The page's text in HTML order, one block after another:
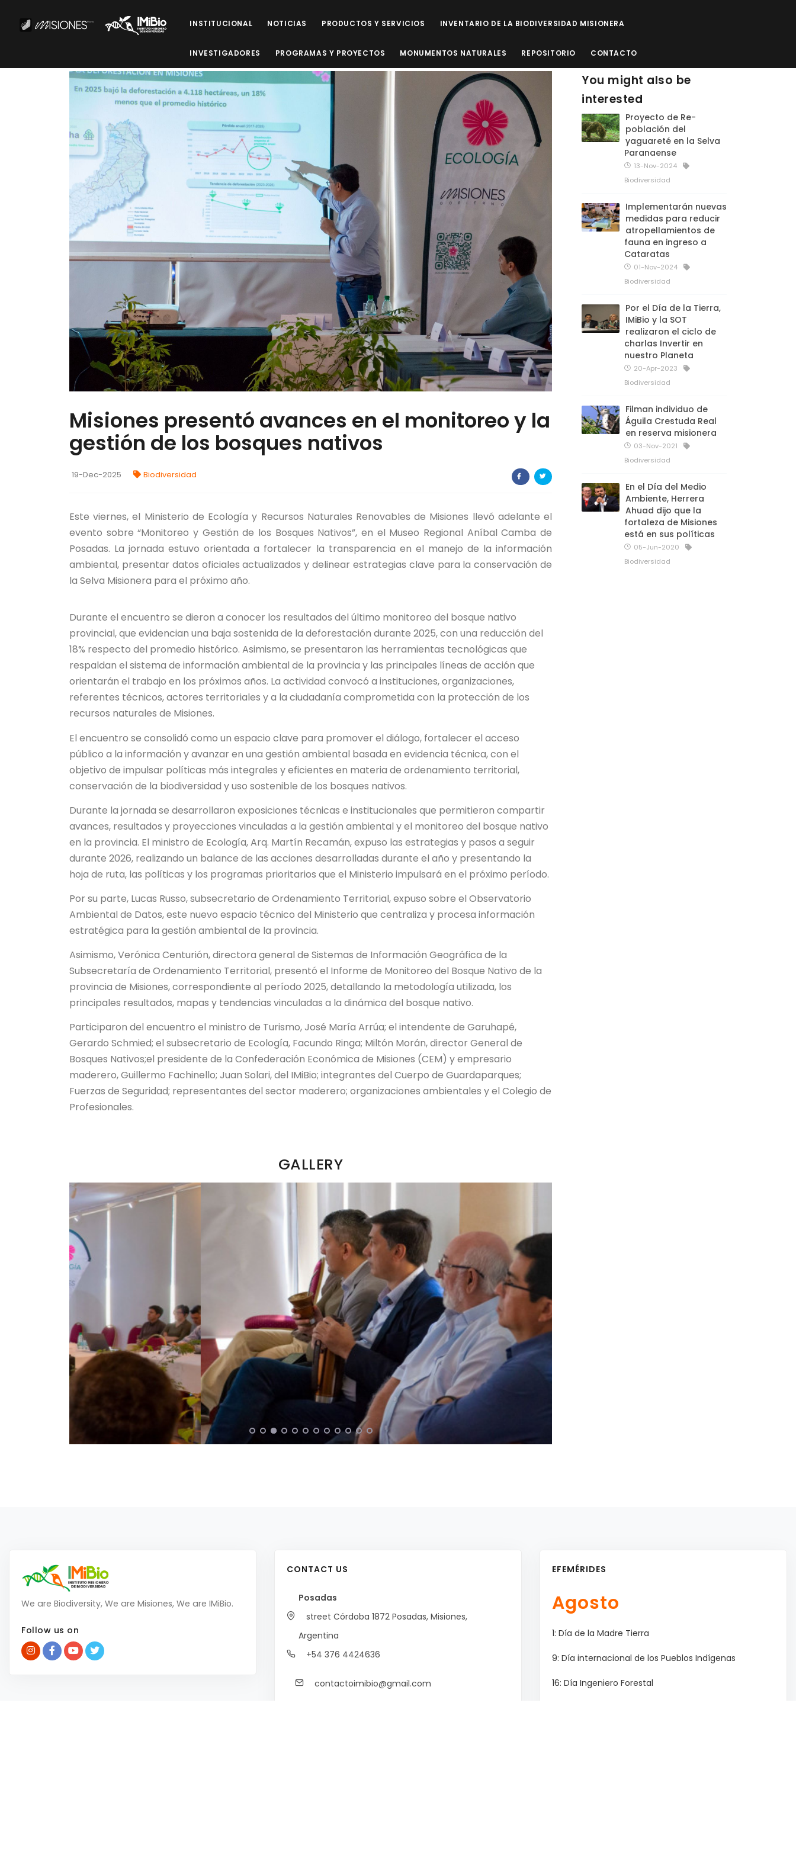
INSTITUCIONAL NOTICIAS PRODUCTOS Y SERVICIOS INVENTARIO DE LA BIODIVERSIDAD MISIONERA
INVESTIGADORES PROGRAMAS Y PROYECTOS MONUMENTOS NATURALES REPOSITORIO CONTACTO
Misiones presentó avances en el monitoreo y la
gestión de los bosques nativos
19-Dec-2025 Biodiversidad
Este viernes, el Ministerio de Ecología y Recursos Naturales Renovables de Misiones llevó adelante el
evento sobre “Monitoreo y Gestión de los Bosques Nativos”, en el Museo Regional Aníbal Camba de
Posadas. La jornada estuvo orientada a fortalecer la transparencia en el manejo de la información
ambiental, presentar datos oficiales actualizados y delinear estrategias clave para la conservación de
la Selva Misionera para el próximo año.
Durante el encuentro se dieron a conocer los resultados del último monitoreo del bosque nativo
provincial, que evidencian una baja sostenida de la deforestación durante 2025, con una reducción del
18% respecto del promedio histórico. Asimismo, se presentaron las herramientas tecnológicas que
respaldan el sistema de información ambiental de la provincia y las principales líneas de acción que
orientarán el trabajo en los próximos años. La actividad convocó a instituciones, organizaciones,
referentes técnicos, actores territoriales y a la ciudadanía comprometida con la protección de los
recursos naturales de Misiones.
El encuentro se consolidó como un espacio clave para promover el diálogo, fortalecer el acceso
público a la información y avanzar en una gestión ambiental basada en evidencia técnica, con el
objetivo de impulsar políticas más integrales y eficientes en materia de ordenamiento territorial,
conservación de la biodiversidad y uso sostenible de los bosques nativos.
Durante la jornada se desarrollaron exposiciones técnicas e institucionales que permitieron compartir
avances, resultados y proyecciones vinculadas a la gestión ambiental y el monitoreo del bosque nativo
en la provincia. El ministro de Ecología, Arq. Martín Recamán, expuso las estrategias y pasos a seguir
durante 2026, realizando un balance de las acciones desarrolladas durante el año y presentando la
hoja de ruta, las políticas y los programas prioritarios que el Ministerio impulsará en el próximo período.
Por su parte, Lucas Russo, subsecretario de Ordenamiento Territorial, expuso sobre el Observatorio
Ambiental de Datos, este nuevo espacio técnico del Ministerio que centraliza y procesa información
estratégica para la gestión ambiental de la provincia.
Asimismo, Verónica Centurión, directora general de Sistemas de Información Geográfica de la
Subsecretaría de Ordenamiento Territorial, presentó el Informe de Monitoreo del Bosque Nativo de la
provincia de Misiones, correspondiente al período 2025, detallando la metodología utilizada, los
principales resultados, mapas y tendencias vinculadas a la dinámica del bosque nativo.
Participaron del encuentro el ministro de Turismo, José María Arrúa; el intendente de Garuhapé,
Gerardo Schmied; el subsecretario de Ecología, Facundo Ringa; Miltón Morán, director General de
Bosques Nativos;el presidente de la Confederación Económica de Misiones (CEM) y empresario
maderero, Guillermo Fachinello; Juan Solari, del IMiBio; integrantes del Cuerpo de Guardaparques;
Fuerzas de Seguridad; representantes del sector maderero; organizaciones ambientales y el Colegio de
Profesionales.
GALLERY
You might also be
interested
Proyecto de Re-
población del
yaguareté en la Selva
Paranaense
13-Nov-2024
Biodiversidad
Implementarán nuevas
medidas para reducir
atropellamientos de
fauna en ingreso a
Cataratas
01-Nov-2024
Biodiversidad
Por el Día de la Tierra,
IMiBio y la SOT
realizaron el ciclo de
charlas Invertir en
nuestro Planeta
20-Apr-2023
Biodiversidad
Filman individuo de
Águila Crestuda Real
en reserva misionera
03-Nov-2021
Biodiversidad
En el Día del Medio
Ambiente, Herrera
Ahuad dijo que la
fortaleza de Misiones
está en sus políticas
05-Jun-2020
Biodiversidad
We are Biodiversity, We are Misiones, We are IMiBio.
Follow us on
CONTACT US
Posadas
street Córdoba 1872 Posadas, Misiones,
Argentina
+54 376 4424636
contactoimibio@gmail.com
EFEMÉRIDES
Agosto
1: Día de la Madre Tierra
9: Día internacional de los Pueblos Indígenas
16: Día Ingeniero Forestal